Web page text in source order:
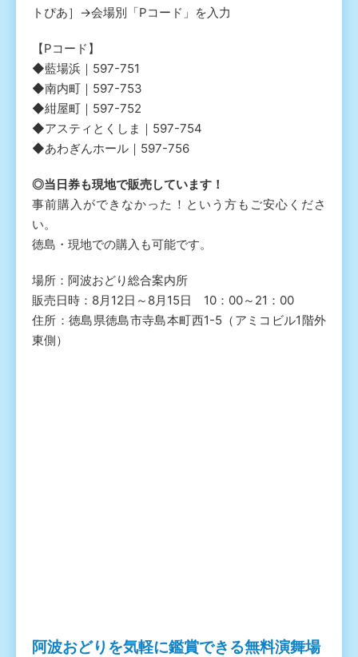
トぴあ］→会場別「Pコード」を入力
【Pコード】
◆藍場浜｜597-751
◆南内町｜597-753
◆紺屋町｜597-752
◆アスティとくしま｜597-754
◆あわぎんホール｜597-756
◎当日券も現地で販売しています！
事前購入ができなかった！という方もご安心くださ
い。
徳島・現地での購入も可能です。
場所：阿波おどり総合案内所
販売日時：8月12日～8月15日 10：00～21：00
住所：徳島県徳島市寺島本町西1-5（アミコビル1階外
東側）
阿波おどりを気軽に鑑賞できる無料演舞場